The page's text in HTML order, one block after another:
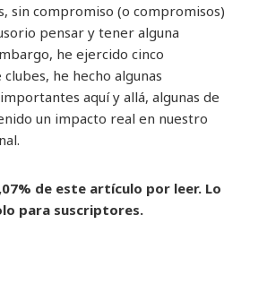
sin compromiso (o compromisos)
pensar y tener alguna
he ejercido cinco
he hecho algunas
aquí y allá, algunas de
un impacto real en nuestro
de este artículo por leer. Lo
para suscriptores.